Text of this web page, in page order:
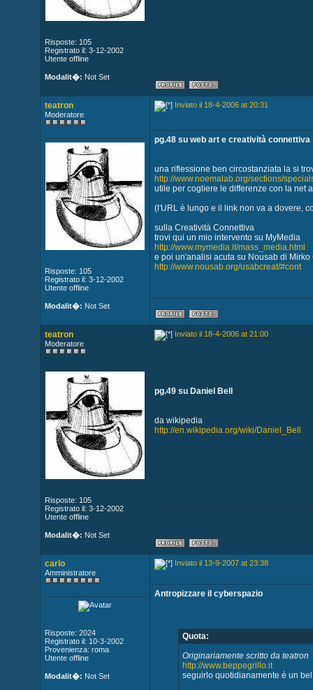
Risposte: 105
Registrato il: 3-12-2002
Utente offline
Modalit�: Not Set
teatron
Moderatore
Risposte: 105
Registrato il: 3-12-2002
Utente offline
Modalit�: Not Set
Inviato il 18-4-2006 at 20:31
pg.48 su web art e creatività connettiva
una riflessione ben circostanziata la si
http://www.noemalab.org/sections/
utile per cogliere le differenze con la net
(l'URL è lungo e il link non va a dovere,
sulla Creatività Connettiva
trovi qui un mio intervento su MyMedia
http://www.mymedia.it/mass_media.html
e poi un'analisi acuta su Nousab di
http://www.nousab.org/usabcreat/#cont
teatron
Moderatore
Risposte: 105
Registrato il: 3-12-2002
Utente offline
Modalit�: Not Set
Inviato il 18-4-2006 at 21:00
pg.49 su Daniel Bell
da wikipedia
http://en.wikipedia.org/wiki/Daniel_Bell
carlo
Amministratore
Risposte: 2024
Registrato il: 10-3-2002
Provenienza: roma
Utente offline
Modalit�: Not Set
Inviato il 13-9-2007 at 23:38
Antropizzare il cyberspazio
Quota:
Originariamente scritto da teatron
http://www.beppegrillo.it
seguirlo quotidianamente è un